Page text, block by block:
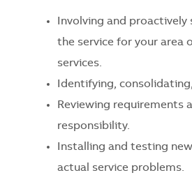
Involving and
the service for your area
services.
Identifying,
Reviewing requirements
responsibility.
Installing and testing
actual service problems.